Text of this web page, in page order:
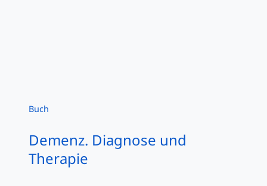
Buch
Demenz. Diagnose und
Therapie